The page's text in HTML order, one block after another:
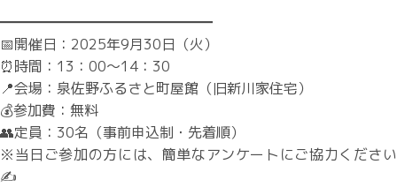
━━━━━━━━━━━━━━━
📅開催日：2025年9月30日（火）
⏰時間：13：00～14：30
📍会場：泉佐野ふるさと町屋館（旧新川家住宅）
💰参加費：無料
👥定員：30名（事前申込制・先着順）
※当日ご参加の方には、簡単なアンケートにご協力ください
✍️